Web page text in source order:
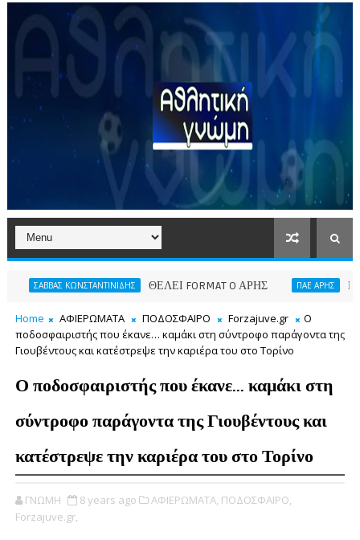
ΚΩΝΣΤΑΝΤΙΝΙΔΗΣ ΘΕΛΕΙ FORMAT O ΑΡΗΣ ΠΑΕ ΑΡΗΣ Η νίκη μας
Home ΑΦΙΕΡΩΜΑΤΑ ΠΟΔΟΣΦΑΙΡΟ Forzajuve.gr
Ο
ποδοσφαιριστής που έκανε… καμάκι στη σύντροφο παράγοντα της
Γιουβέντους και κατέστρεψε την καριέρα του στο Τορίνο
Ο ποδοσφαιριστής που έκανε… καμάκι στη
σύντροφο παράγοντα της Γιουβέντους και
κατέστρεψε την καριέρα του στο Τορίνο
ΓΝΩΜΗ 8 years ago ΑΦΙΕΡΩΜΑΤΑ, ΠΟΔΟΣΦΑΙΡΟ,
Forzajuve.gr,